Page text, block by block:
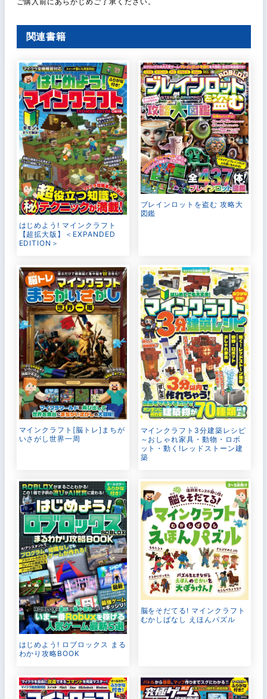
関連書籍
はじめよう! マインクラフト
【超拡大版】＜EXPANDED
EDITION＞
ブレインロットを盗む 攻略大
図鑑
マインクラフト[脳トレ]まちが
いさがし世界一周
マインクラフト3分建築レシピ
～おしゃれ家具・動物・ロボ
ット・動く!レッドストーン建
築
はじめよう! ロブロックス まる
わかり攻略BOOK
脳をそだてる! マインクラフト
むかしばなし えほんパズル